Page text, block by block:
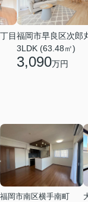
目福岡市早良区次郎
3LDK (63.48㎡)
3,090万円
福岡市南区横手南町